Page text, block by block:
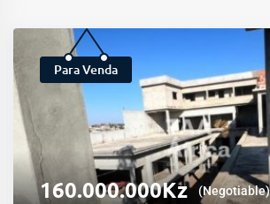
Para Venda
160.000.000Kz (Negotiable)